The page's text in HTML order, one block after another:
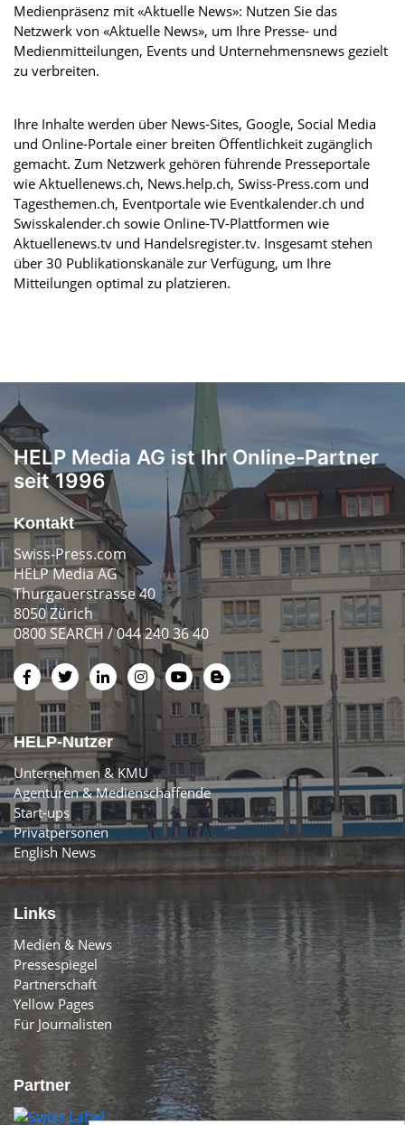
Medienpräsenz mit «Aktuelle News»: Nutzen Sie das
Netzwerk von «Aktuelle News», um Ihre Presse- und
Medienmitteilungen, Events und Unternehmensnews gezielt
zu verbreiten.
Ihre Inhalte werden über News-Sites, Google, Social Media
und Online-Portale einer breiten Öffentlichkeit zugänglich
gemacht. Zum Netzwerk gehören führende Presseportale
wie Aktuellenews.ch, News.help.ch, Swiss-Press.com und
Tagesthemen.ch, Eventportale wie Eventkalender.ch und
Swisskalender.ch sowie Online-TV-Plattformen wie
Aktuellenews.tv und Handelsregister.tv. Insgesamt stehen
über 30 Publikationskanäle zur Verfügung, um Ihre
Mitteilungen optimal zu platzieren.
HELP Media AG ist Ihr Online-Partner
seit 1996
Kontakt
Swiss-Press.com
HELP Media AG
Thurgauerstrasse 40
8050 Zürich
0800 SEARCH / 044 240 36 40
HELP-Nutzer
Unternehmen & KMU
Agenturen & Medienschaffende
Start-ups
Privatpersonen
English News
Links
Medien & News
Pressespiegel
Partnerschaft
Yellow Pages
Für Journalisten
Partner